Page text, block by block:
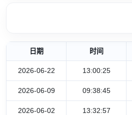
日期 时间
2026-06-22 13:00:25
2026-06-09 09:38:45
2026-06-02 13:32:57